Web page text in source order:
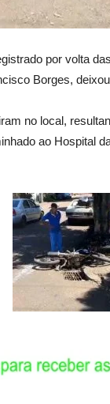
por volta
Borges,
no local,
ao Hospital